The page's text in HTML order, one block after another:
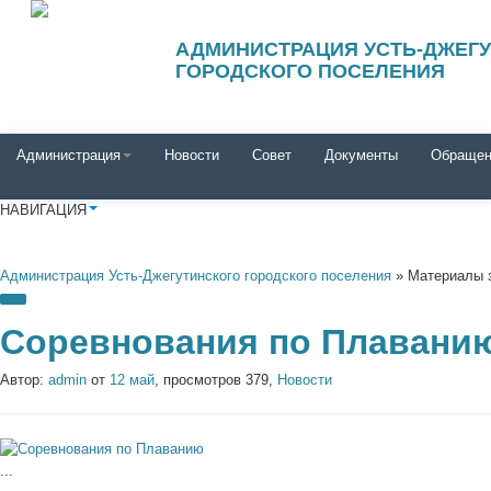
АДМИНИСТРАЦИЯ УСТЬ-
ГОРОДСКОГО ПОСЕЛЕНИЯ
Администрация Новости Совет Документы
НАВИГАЦИЯ
Администрация Усть-Джегутинского городского поселения » Материалы
Соревнования по
Автор: admin от 12 май, просмотров 379, Новости